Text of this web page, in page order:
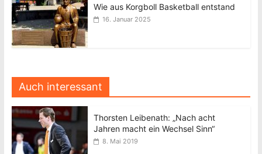
Wie aus Korgboll Basketball entstand
16. Januar 2025
Auch interessant
Thorsten Leibenath: „Nach acht
Jahren macht ein Wechsel Sinn“
8. Mai 2019